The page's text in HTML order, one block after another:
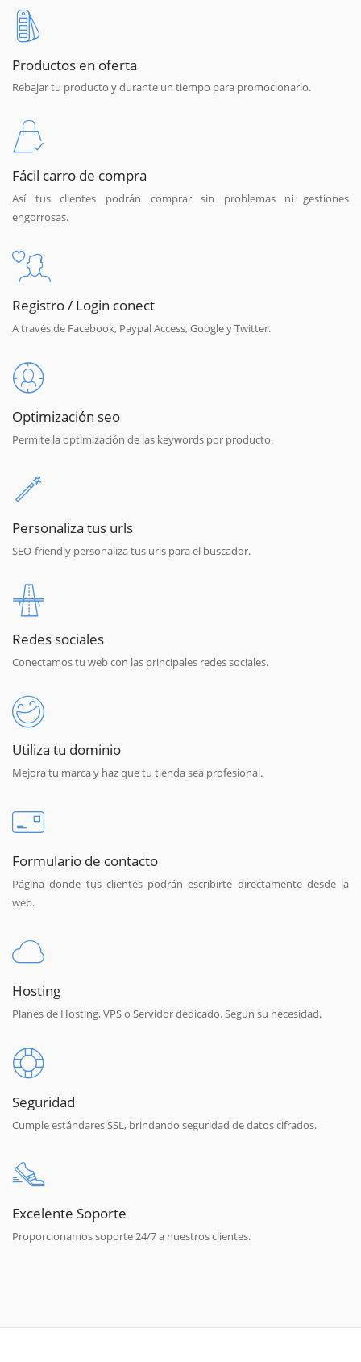
Productos en oferta
Rebajar tu producto y durante un tiempo para promocionarlo.
Fácil carro de compra
Así tus clientes podrán comprar sin problemas ni gestiones
engorrosas.
Registro / Login conect
A través de Facebook, Paypal Access, Google y Twitter.
Optimización seo
Permite la optimización de las keywords por producto.
Personaliza tus urls
SEO-friendly personaliza tus urls para el buscador.
Redes sociales
Conectamos tu web con las principales redes sociales.
Utiliza tu dominio
Mejora tu marca y haz que tu tienda sea profesional.
Formulario de contacto
Página donde tus clientes podrán escribirte directamente desde la
web.
Hosting
Planes de Hosting, VPS o Servidor dedicado. Segun su necesidad.
Seguridad
Cumple estándares SSL, brindando seguridad de datos cifrados.
Excelente Soporte
Proporcionamos soporte 24/7 a nuestros clientes.